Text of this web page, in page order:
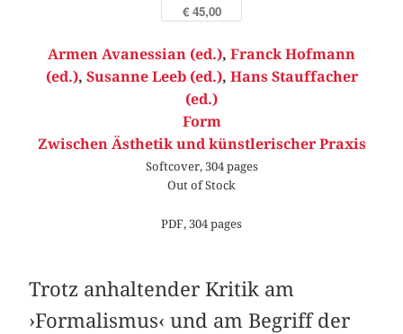
€ 45,00
Armen Avanessian (ed.), Franck Hofmann
(ed.), Susanne Leeb (ed.), Hans Stauffacher
(ed.)
Form
Zwischen Ästhetik und künstlerischer Praxis
Softcover, 304 pages
Out of Stock
PDF, 304 pages
Trotz anhaltender Kritik am
›Formalismus‹ und am Begriff der